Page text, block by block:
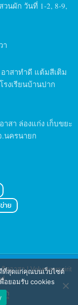
นผัก วันที่ 1-2, 8-9,
า
อาสาทำดี แต้มสีเติม
งเรียนบ้านปาก
สา ล่องแก่ง เก็บขยะ
.นครนายก
าย
ตอาสา | Volunteerspirit
ที่สุดแก่คุณบนเว็บไซต์
อยอมรับ cookies